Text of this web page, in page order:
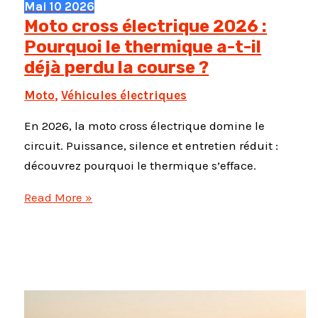
Mai 10 2026
Moto cross électrique 2026 :
Pourquoi le thermique a-t-il
déjà perdu la course ?
Moto,Véhicules électriques
En 2026, la moto cross électrique domine le
circuit. Puissance, silence et entretien réduit :
découvrez pourquoi le thermique s’efface.
Moto
Read More »